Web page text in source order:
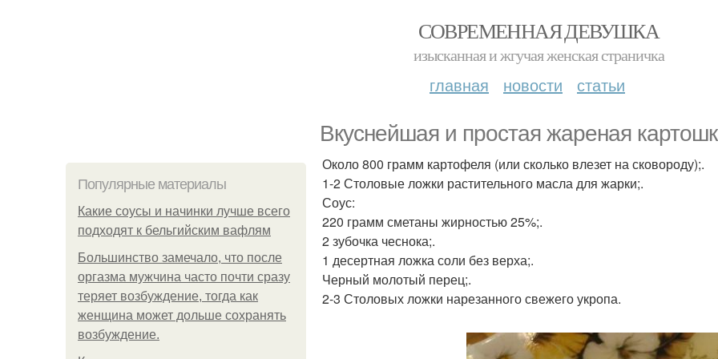
СОВРЕМЕННАЯ ДЕВУШКА
изысканная и жгучая женская страничка
главная новости статьи
Вкуснейшая и простая жареная
Популярные материалы
Какие соусы и начинки лучше всего
подходят к бельгийским вафлям
Большинство замечало, что после
оргазма мужчина часто почти сразу
теряет возбуждение, тогда как
женщина может дольше сохранять
возбуждение.
Около 800 грамм картофеля (или сколько влезет на сковороду);.
1-2 Столовые ложки растительного масла для жарки;.
Соус:
220 грамм сметаны жирностью 25%;.
2 зубочка чеснока;.
1 десертная ложка соли без верха;.
Черный молотый перец;.
2-3 Столовых ложки нарезанного свежего укропа.